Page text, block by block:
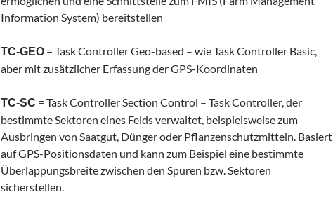
Information System) bereitstellen
TC-GEO = Task Controller Geo-based – wie Task Controller Basic,
aber mit zusätzlicher Erfassung der GPS-Koordinaten
TC-SC = Task Controller Section Control – Task Controller, der
bestimmte Sektoren eines Felds verwaltet, beispielsweise zum
Ausbringen von Saatgut, Dünger oder Pflanzenschutzmitteln. Basiert
auf GPS-Positionsdaten und kann zum Beispiel eine bestimmte
Überlappungsbreite zwischen den Spuren bzw. Sektoren
sicherstellen.